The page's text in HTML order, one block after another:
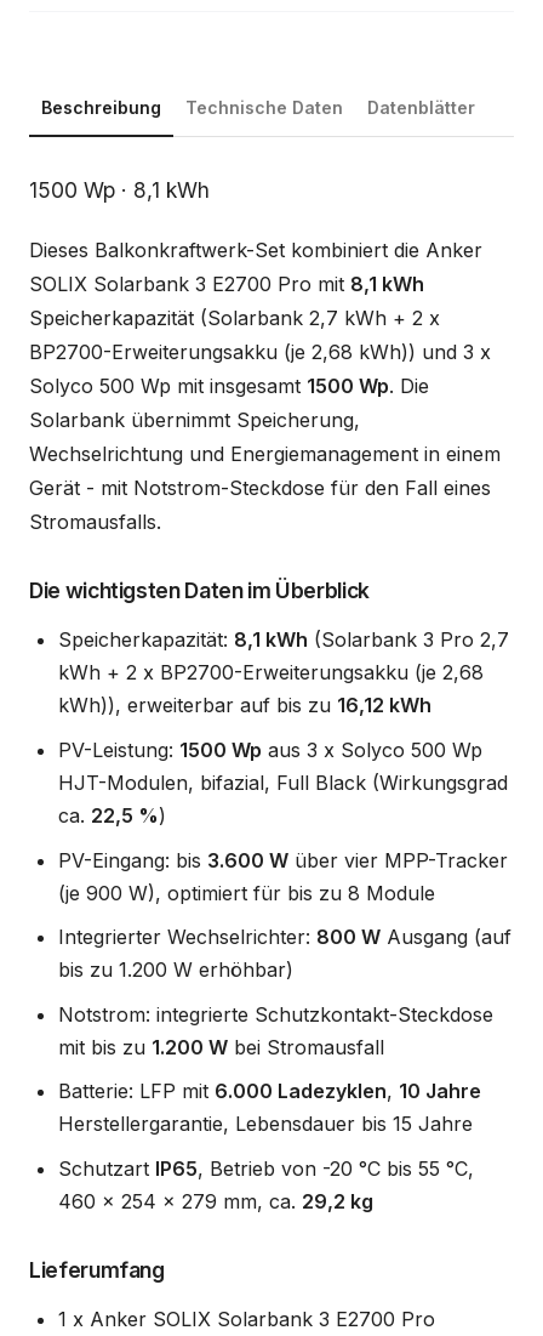
Beschreibung Technische Daten Datenblätter
Beschreibung
1500 Wp · 8,1 kWh
Dieses Balkonkraftwerk-Set kombiniert die Anker
SOLIX Solarbank 3 E2700 Pro mit 8,1 kWh
Speicherkapazität (Solarbank 2,7 kWh + 2 x
BP2700-Erweiterungsakku (je 2,68 kWh)) und 3 x
Solyco 500 Wp mit insgesamt 1500 Wp. Die
Solarbank übernimmt Speicherung,
Wechselrichtung und Energiemanagement in einem
Gerät - mit Notstrom-Steckdose für den Fall eines
Stromausfalls.
Die wichtigsten Daten im Überblick
Speicherkapazität: 8,1 kWh (Solarbank 3 Pro 2,7
kWh + 2 x BP2700-Erweiterungsakku (je 2,68
kWh)), erweiterbar auf bis zu 16,12 kWh
PV-Leistung: 1500 Wp aus 3 x Solyco 500 Wp
HJT-Modulen, bifazial, Full Black (Wirkungsgrad
ca. 22,5 %)
PV-Eingang: bis 3.600 W über vier MPP-Tracker
(je 900 W), optimiert für bis zu 8 Module
Integrierter Wechselrichter: 800 W Ausgang (auf
bis zu 1.200 W erhöhbar)
Notstrom: integrierte Schutzkontakt-Steckdose
mit bis zu 1.200 W bei Stromausfall
Batterie: LFP mit 6.000 Ladezyklen, 10 Jahre
Herstellergarantie, Lebensdauer bis 15 Jahre
Schutzart IP65, Betrieb von -20 °C bis 55 °C,
460 x 254 x 279 mm, ca. 29,2 kg
Lieferumfang
1 x Anker SOLIX Solarbank 3 E2700 Pro